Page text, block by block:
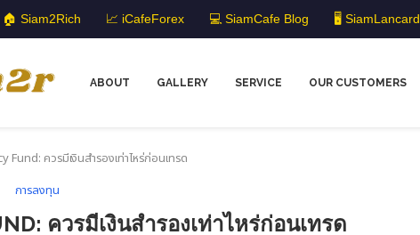
🏠 Siam2Rich 📈 iCafeForex 💻 SiamCafe Blog 🖥️ SiamLancard
ABOUT GALLERY SERVICE OUR CUSTOMERS
ควรมีเงินสำรองเท่าไหร่ก่อนเทรด
การลงทุน
ควรมีเงินสำรองเท่าไหร่ก่อนเทรด